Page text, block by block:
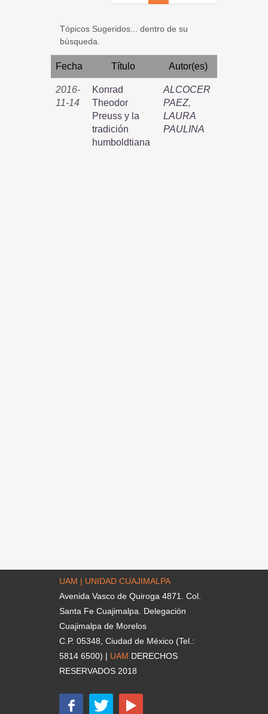
Tópicos Sugeridos... dentro de su
búsqueda.
Fecha Título Autor(es)
2016-
11-14
Konrad
Theodor
Preuss y la
tradición
humboldtiana
ALCOCER
PAEZ,
LAURA
PAULINA
UAM | UNIDAD CUAJIMALPA
Avenida Vasco de Quiroga 4871. Col.
Santa Fe Cuajimalpa. Delegación
Cuajimalpa de Morelos
C.P. 05348, Ciudad de México (Tel.:
5814 6500) | UAM DERECHOS
RESERVADOS 2018